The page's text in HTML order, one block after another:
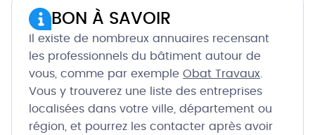
BON À SAVOIR
Il existe de nombreux annuaires recensant
les professionnels du bâtiment autour de
vous, comme par exemple Obat Travaux
Vous y trouverez une liste des entreprises
localisées dans votre ville, département ou
région, et pourrez les contacter après avoir